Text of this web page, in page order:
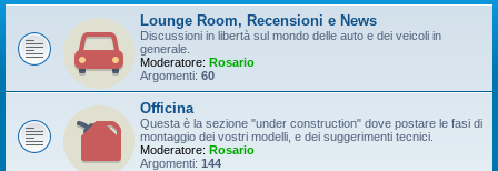
Lounge Room, Recensioni e News
Discussioni in libertà sul mondo delle auto e dei veicoli in
generale.
Moderatore: Rosario
Argomenti: 60
Officina
Questa è la sezione "under construction" dove postare le fasi di
montaggio dei vostri modelli, e dei suggerimenti tecnici.
Moderatore: Rosario
Argomenti: 144